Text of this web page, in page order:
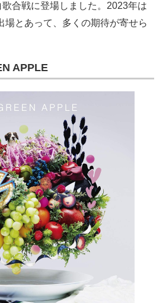
合戦に登場しました。2023年は
場とあって、多くの期待が寄せら
APPLE